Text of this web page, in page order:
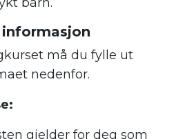
må du fylle ut
nedenfor.
gjelder for deg som